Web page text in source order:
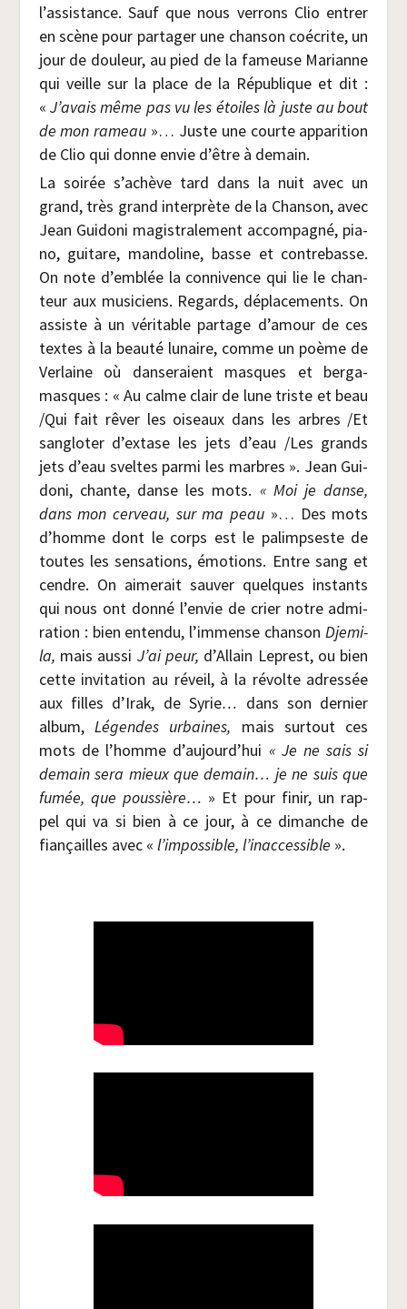
l’assistance. Sauf que nous ver­rons Clio entrer
en scène pour par­ta­ger une chan­son coécrite, un
jour de dou­leur, au pied de la fameuse Marianne
qui veille sur la place de la Répu­blique et dit :
« J’avais même pas vu les étoiles là juste au bout
de mon rameau »… Juste une courte appa­ri­tion
de Clio qui donne envie d’être à demain.
La soi­rée s’achève tard dans la nuit avec un
grand, très grand inter­prète de la Chan­son, avec
Jean Gui­do­ni magis­tra­le­ment accom­pa­gné, pia­
no, gui­tare, man­do­line, basse et contre­basse.
On note d’emblée la conni­vence qui lie le chan­
teur aux musi­ciens. Regards, dépla­ce­ments. On
assiste à un véri­table par­tage d’amour de ces
textes à la beau­té lunaire, comme un poème de
Ver­laine où dan­se­raient masques et ber­ga­
masques : « Au calme clair de lune triste et beau
/​Qui fait rêver les oiseaux dans les arbres /​Et
san­glo­ter d’extase les jets d’eau /​Les grands
jets d’eau sveltes par­mi les marbres ». Jean Gui­
do­ni, chante, danse les mots. « Moi je danse,
dans mon cer­veau, sur ma peau »… Des mots
d’homme dont le corps est le palimp­seste de
toutes les sen­sa­tions, émo­tions. Entre sang et
cendre. On aime­rait sau­ver quelques ins­tants
qui nous ont don­né l’envie de crier notre admi­
ra­tion : bien enten­du, l’immense chan­sonDje­mi­
la, mais aus­si J’ai peur, d’Allain Leprest, ou bien
cette invi­ta­tion au réveil, à la révolte adres­sée
aux filles d’Irak, de Syrie… dans son der­nier
album,Légendes urbaines, mais sur­tout ces
mots de l’homme d’aujourd’hui « Je ne sais si
demain sera mieux que demain… je ne suis que
fumée, que pous­sière… » Et pour finir, un rap­
pel qui va si bien à ce jour, à ce dimanche de
fian­çailles avec « l’impossible, l’inaccessible ».